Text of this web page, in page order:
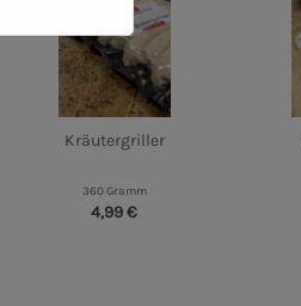
Kräutergriller
360 Gramm
4,99 €